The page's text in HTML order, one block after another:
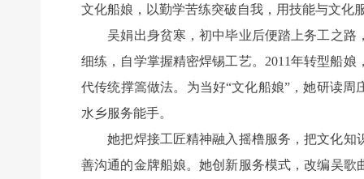
文化船娘，以勤学苦练突破自我，用技能与文化
吴娟出身贫寒，初中毕业后便踏上务工之路
细练，自学掌握精密焊锡工艺。2011年转型船
代传统撑篙做法。为当好“文化船娘”，她研读
水乡服务能手。
她把焊接工匠精神融入摇橹服务，把文化知
善沟通的金牌船娘。她创新服务模式，改编吴歌